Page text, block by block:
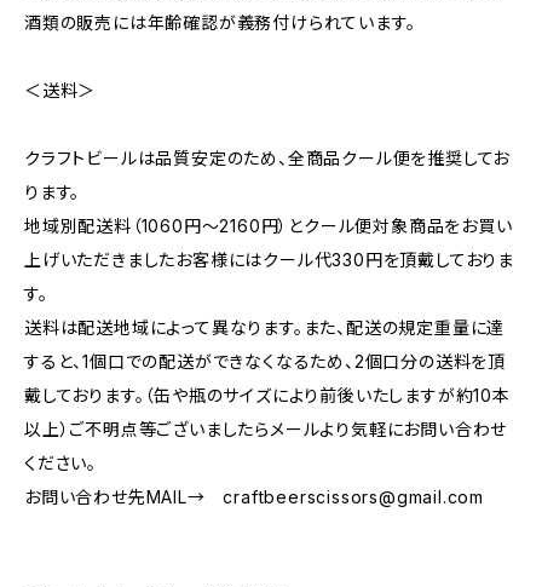
酒類の販売には年齢確認が義務付けられています。
＜送料＞
クラフトビールは品質安定のため、全商品クール便を推奨してお
ります。
地域別配送料（1060円～2160円）とクール便対象商品をお買い
上げいただきましたお客様にはクール代330円を頂戴しておりま
す。
送料は配送地域によって異なります。また、配送の規定重量に達
すると、1個口での配送ができなくなるため、2個口分の送料を頂
戴しております。（缶や瓶のサイズにより前後いたしますが約10本
以上）ご不明点等ございましたらメールより気軽にお問い合わせ
ください。
お問い合わせ先MAIL→craftbeerscissors@gmail.com